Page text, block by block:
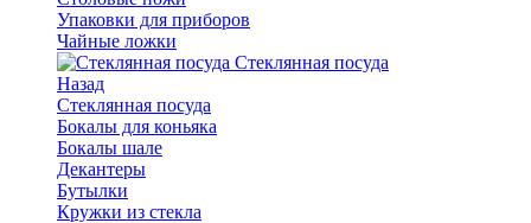
Упаковки для приборов
Чайные ложки
Стеклянная посуда
Назад
Стеклянная посуда
Бокалы для коньяка
Бокалы шале
Декантеры
Бутылки
Кружки из стекла